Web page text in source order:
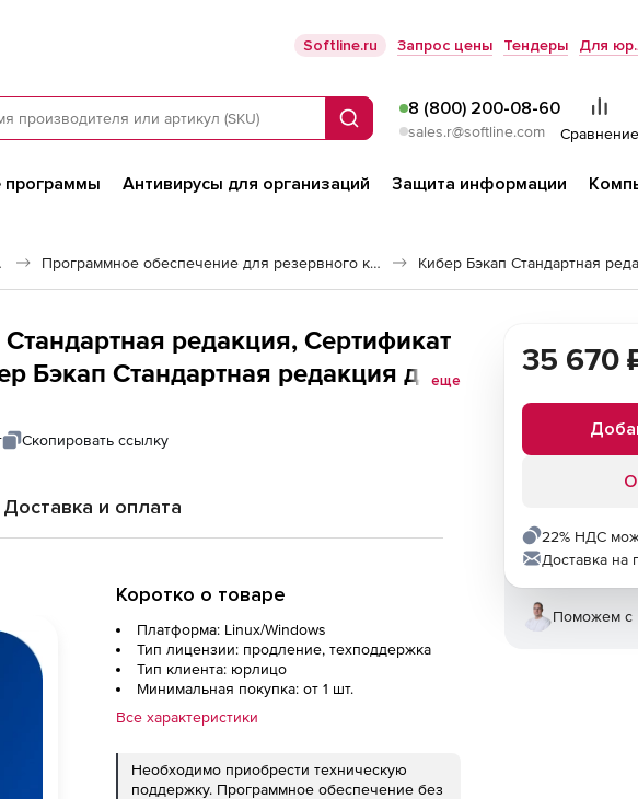
Softline.ru Запрос цены Тендеры Для
Поиск
8 (800) 200-08-60
sales.r@softline.com Сравнение
Антивирусы для организаций Защита информации
Программное обеспечение для резервного копирования Кибер Бэкап Стандартная
редакция, Сертификат
Бэкап Стандартная редакция для
коммерческих организаций
еще
Скопировать ссылку
Доставка и оплата
Коротко о товаре
Платформа: Linux/Windows
Тип лицензии: продление, техподдержка
Тип клиента: юрлицо
Минимальная покупка: от 1 шт.
Все характеристики
Необходимо приобрести техническую
поддержку. Программное обеспечение без
35 670
22% НДС
Доставка на
Поможем с